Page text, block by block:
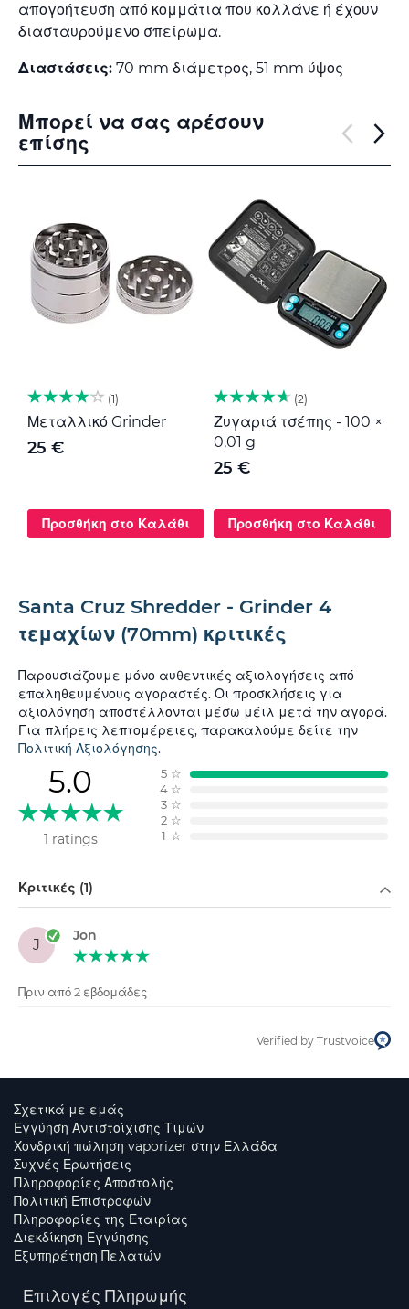
απογοήτευση από κομμάτια που κολλάνε ή έχουν
διασταυρούμενο σπείρωμα.
Διαστάσεις: 70 mm διάμετρος, 51 mm ύψος
Μπορεί να σας αρέσουν
επίσης
1
Μεταλλικό Grinder
25 €
Προσθήκη στο Καλάθι
2
Ζυγαριά τσέπης - 100 ×
0,01 g
25 €
Προσθήκη στο Καλάθι
Santa Cruz Shredder - Grinder 4
τεμαχίων (70mm) κριτικές
Παρουσιάζουμε μόνο αυθεντικές αξιολογήσεις από
επαληθευμένους αγοραστές. Οι προσκλήσεις για
αξιολόγηση αποστέλλονται μέσω μέιλ μετά την αγορά.
Για πλήρεις λεπτομέρειες, παρακαλούμε δείτε την
Πολιτική Αξιολόγησης.
5.0
1 ratings
5 ☆
4 ☆
3 ☆
2 ☆
1 ☆
Κριτικές (1)
J
Jon
Πριν από 2 εβδομάδες
Verified by Trustvoice
Σχετικά με εμάς
Εγγύηση Αντιστοίχισης Τιμών
Χονδρική πώληση vaporizer στην Ελλάδα
Συχνές Ερωτήσεις
Πληροφορίες Αποστολής
Πολιτική Επιστροφών
Πληροφορίες της Εταιρίας
Διεκδίκηση Εγγύησης
Εξυπηρέτηση Πελατών
Επιλογές Πληρωμής